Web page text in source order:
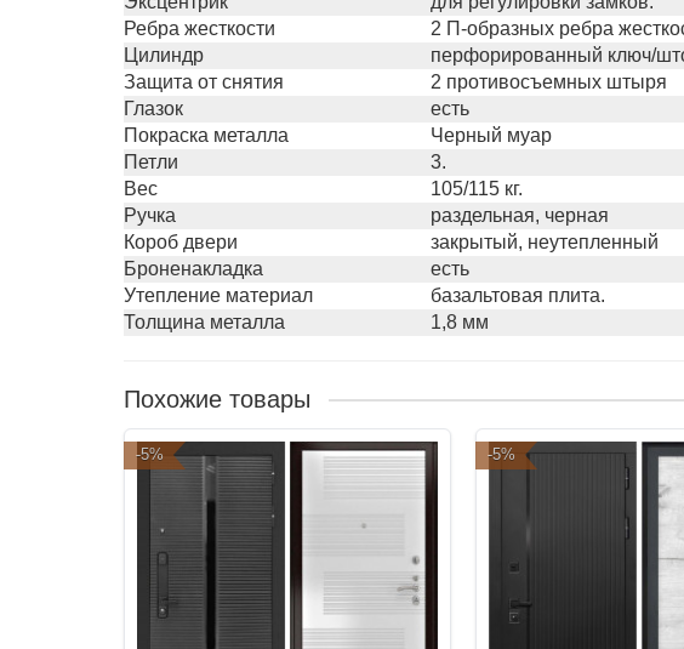
Ребра жесткости
2 П-образных ребра
Цилиндр
перфорированный ключ/
Защита от снятия
2 противосъемных штыря
Глазок
есть
Покраска металла
Черный муар
Петли
3.
Вес
105/115 кг.
Ручка
раздельная, черная
Короб двери
закрытый, неутепленный
Броненакладка
есть
Утепление материал
базальтовая плита.
Толщина металла
1,8 мм
Похожие товары
-5% -5%